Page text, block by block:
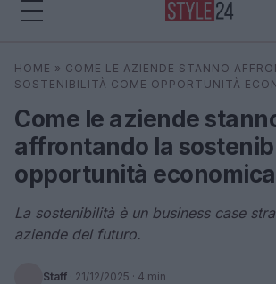
Cerca
HOME » COME LE AZIENDE STANNO
SOSTENIBILITÀ COME OPPORTUNITÀ
Come le aziende
affrontando la
opportunità economica
La sostenibilità è un business case
aziende del futuro.
Staff · 21/12/2025 · 4 min